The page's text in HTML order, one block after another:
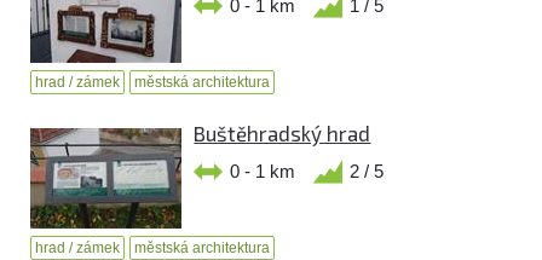
0 - 1 km 1 / 5
hrad / zámek městská architektura
Buštěhradský hrad
0 - 1 km 2 / 5
hrad / zámek městská architektura